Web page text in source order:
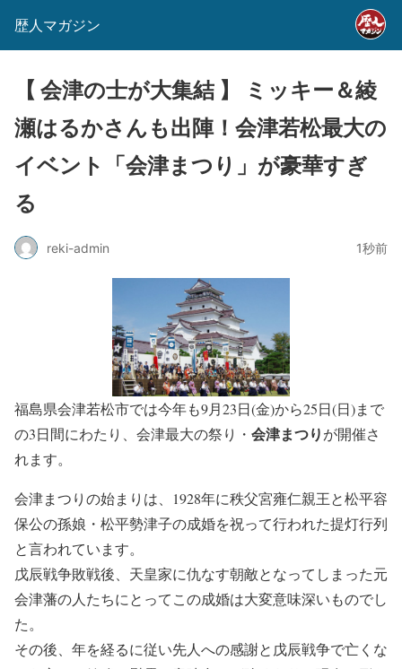
歴人マガジン
【 会津の士が大集結 】 ミッキー＆綾
瀬はるかさんも出陣！会津若松最大の
イベント「会津まつり」が豪華すぎ
る
reki-admin 1秒前
福島県会津若松市では今年も9月23日(金)から25日(日)まで
の3日間にわたり、会津最大の祭り・ 会津まつりが開催さ
れます。
会津まつりの始まりは、1928年に秩父宮雍仁親王と松平容
保公の孫娘・松平勢津子の成婚を祝って行われた提灯行列
と言われています。
戊辰戦争敗戦後、天皇家に仇なす朝敵となってしまった元
会津藩の人たちにとってこの成婚は大変意味深いものでし
た。
その後、年を経るに従い先人への感謝と戊辰戦争で亡くな